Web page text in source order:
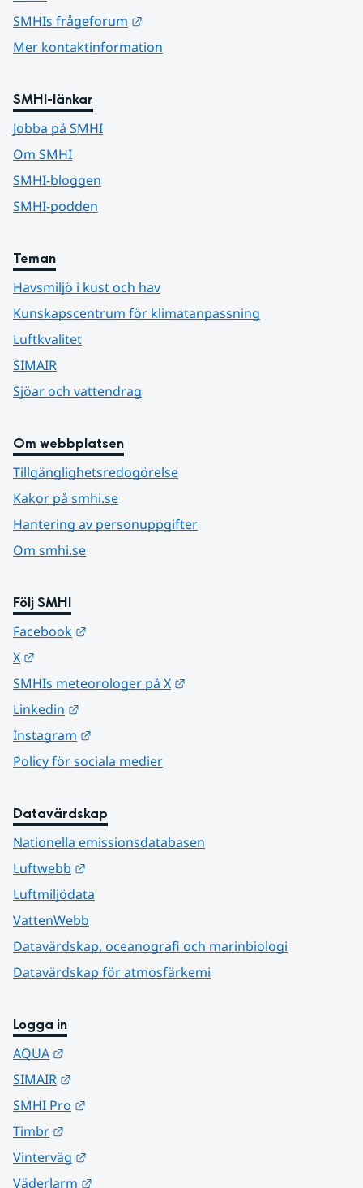
SMHIs frågeforum
Mer kontaktinformation
SMHI-länkar
Jobba på SMHI
Om SMHI
SMHI-bloggen
SMHI-podden
Teman
Havsmiljö i kust och hav
Kunskapscentrum för klimatanpassning
Luftkvalitet
SIMAIR
Sjöar och vattendrag
Om webbplatsen
Tillgänglighetsredogörelse
Kakor på smhi.se
Hantering av personuppgifter
Om smhi.se
Följ SMHI
Facebook
X
SMHIs meteorologer på X
Linkedin
Instagram
Policy för sociala medier
Datavärdskap
Nationella emissionsdatabasen
Luftwebb
Luftmiljödata
VattenWebb
Datavärdskap, oceanografi och marinbiologi
Datavärdskap för atmosfärkemi
Logga in
AQUA
SIMAIR
SMHI Pro
Timbr
Vinterväg
Väderlarm